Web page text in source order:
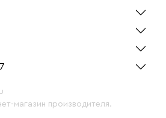
магазин производителя.